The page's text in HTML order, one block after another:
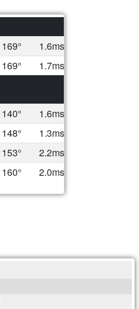
169°
1.6ms
169° 1.7ms
140°
1.6ms
148°
1.3ms
153°
2.2ms
160° 2.0ms